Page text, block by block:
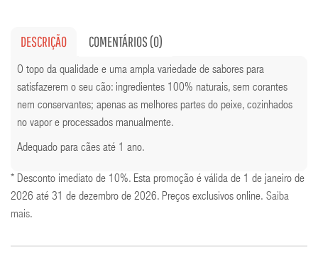
DESCRIÇÃO COMENTÁRIOS (0)
O topo da qualidade e uma ampla variedade de sabores para
satisfazerem o seu cão: ingredientes 100% naturais, sem corantes
nem conservantes; apenas as melhores partes do peixe, cozinhados
no vapor e processados manualmente.
Adequado para cães até 1 ano.
* Desconto imediato de 10%. Esta promoção é válida de 1 de janeiro de
2026 até 31 de dezembro de 2026. Preços exclusivos online. Saiba
mais.